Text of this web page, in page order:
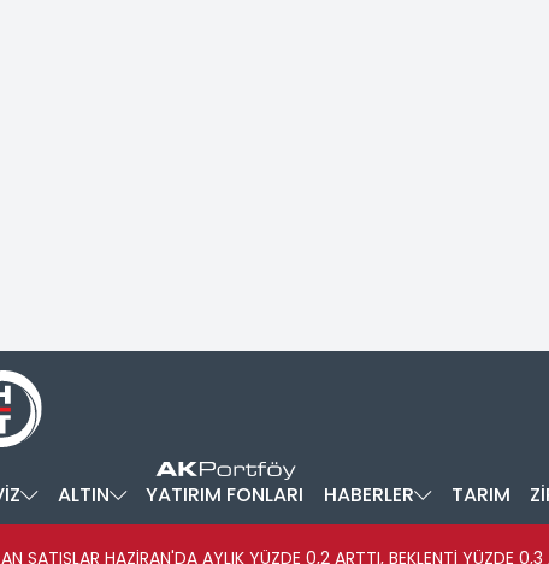
ALTIN YATIRIM FONLARI HABERLER TARIM
SATIŞLAR HAZİRAN'DA AYLIK YÜZDE 0,2 ARTTI, BEKLENTİ YÜZDE